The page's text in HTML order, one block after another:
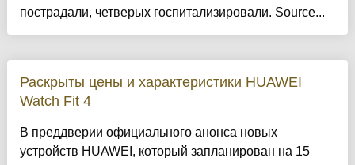
пострадали, четверых госпитализировали. Source...
Раскрыты цены и характеристики HUAWEI
Watch Fit 4
В преддверии официального анонса новых
устройств HUAWEI, который запланирован на 15